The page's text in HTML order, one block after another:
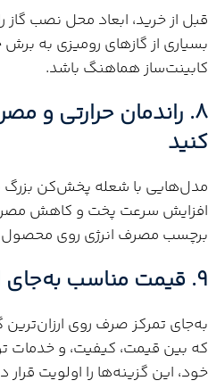
قبل از خرید، ابعاد محل نصب گاز
بسیاری از گازهای رومیزی به برش
کابینت‌ساز هماهنگ باشد.
۸. راندمان حرارتی و
کنید
افزایش سرعت پخت و کاهش
برچسب مصرف انرژی روی
۹. قیمت مناسب به‌جای ارزان‌ترین گزینه
به‌جای تمرکز صرف روی
که بین قیمت، کیفیت، و خدمات
خود، این گزینه‌ها را اولویت قرار